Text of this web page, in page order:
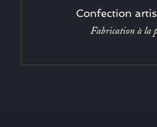
Confection
Fabrication à la